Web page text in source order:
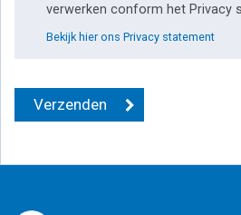
verwerken conform het Privacy
Bekijk hier ons Privacy statement